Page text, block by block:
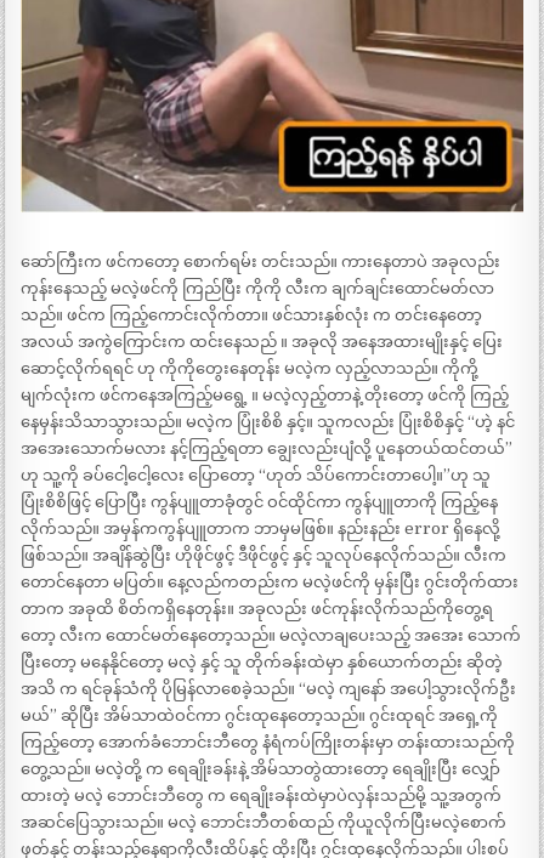
ဆော်ကြီးက ဖင်ကတော့ စောက်ရမ်း တင်းသည်။ ကားနေတာပဲ အခုလည်း
ကုန်းနေသည့် မလဲ့ဖင်ကို ကြည်ပြီး ကိုကို လီးက ချက်ချင်းထောင်မတ်လာ
သည်။ ဖင်က ကြည့်ကောင်းလိုက်တာ။ ဖင်သားနှစ်လုံး က တင်းနေတော့
အလယ် အကွဲကြောင်းက ထင်းနေသည် ။ အခုလို အနေအထားမျိုးနှင့် ပြေး
ဆောင့်လိုက်ရရင် ဟု ကိုကိုတွေးနေတုန်း မလဲ့က လှည့်လာသည်။ ကိုကို့
မျက်လုံးက ဖင်ကနေအကြည့်မရွေ့ ။ မလဲ့လှည့်တာနဲ့ တိုးတော့ ဖင်ကို ကြည့်
နေမှန်းသိသာသွားသည်။ မလဲ့က ပြုံးစိစိ နှင့်။ သူကလည်း ပြုံးစိစိနှင့် “ဟဲ့ နင်
အအေးသောက်မလား နင့်ကြည့်ရတာ ချွေးလည်းပျံလို့ ပူနေတယ်ထင်တယ်”
ဟု သူ့ကို ခပ်ငေါ့ငေါ့လေး ပြောတော့ “ဟုတ် သိပ်ကောင်းတာပေါ့။”ဟု သူ
ပြုံးစိစိဖြင့် ပြောပြီး ကွန်ပျူတာခုံတွင် ဝင်ထိုင်ကာ ကွန်ပျူတာကို ကြည့်နေ
လိုက်သည်။ အမှန်ကကွန်ပျူတာက ဘာမှမဖြစ်။ နည်းနည်း error ရှိနေလို့
ဖြစ်သည်။ အချိန်ဆွဲပြီး ဟိုဖိုင်ဖွင့် ဒီဖိုင်ဖွင့် နှင့် သူလုပ်နေလိုက်သည်။ လီးက
တောင်နေတာ မပြတ်။ နေ့လည်ကတည်းက မလဲ့ဖင်ကို မှန်းပြီး ဂွင်းတိုက်ထား
တာက အခုထိ စိတ်ကရှိနေတုန်း။ အခုလည်း ဖင်ကုန်းလိုက်သည်ကိုတွေ့ရ
တော့ လီးက ထောင်မတ်နေတော့သည်။ မလဲ့လာချပေးသည့် အအေး သောက်
ပြီးတော့ မနေနိုင်တော့ မလဲ့ နှင့် သူ တိုက်ခန်းထဲမှာ နှစ်ယောက်တည်း ဆိုတဲ့
အသိ က ရင်ခုန်သံကို ပိုမြန်လာစေခဲ့သည်။ “မလဲ့ ကျနော် အပေါ့သွားလိုက်ဦး
မယ်” ဆိုပြီး အိမ်သာထဲဝင်ကာ ဂွင်းထုနေတော့သည်။ ဂွင်းထုရင် အရှေ့ကို
ကြည့်တော့ အောက်ခံဘောင်းဘီတွေ နံရံကပ်ကြိုးတန်းမှာ တန်းထားသည်ကို
တွေ့သည်။ မလဲ့တို့ က ရေချိုးခန်းနဲ့ အိမ်သာတွဲထားတော့ ရေချိုးပြီး လျှော်
ထားတဲ့ မလဲ့ ဘောင်းဘီတွေ က ရေချိုးခန်းထဲမှာပဲလှန်းသည်မို့ သူ့အတွက်
အဆင်ပြေသွားသည်။ မလဲ့ ဘောင်းဘီတစ်ထည် ကိုယူလိုက်ပြီးမလဲ့စောက်
ဖုတ်နှင့် တန်းသည့်နေရာကိုလီးထိပ်နှင့် ထိုးပြီး ဂွင်းထုနေလိုက်သည်။ ပါးစပ်